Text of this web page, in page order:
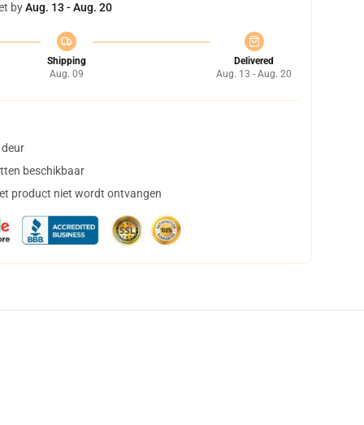
byAug. 13 - Aug. 20
Shipping
Aug. 09
Delivered
Aug. 13 - Aug. 20
beschikbaar
product niet wordt ontvangen